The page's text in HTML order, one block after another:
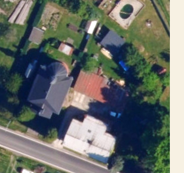
Vlčí Hora
50.932371, 14.463499
Kaple